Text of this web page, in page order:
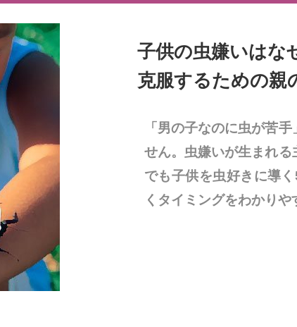
子供の虫嫌いはな
克服するための親
「男の子なのに虫が苦
せん。虫嫌いが生まれ
でも子供を虫好きに導
くタイミングをわかりや